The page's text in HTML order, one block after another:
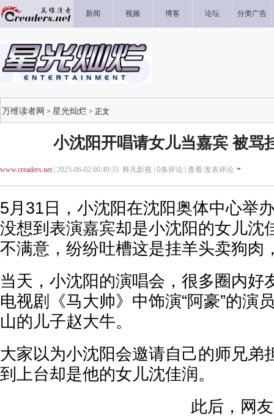
新闻 视频 博客 论坛 分类广告
万维读者网 > 星光灿烂 > 正文
小沈阳开唱请女儿当嘉宾 被骂
www.creaders.net| 2025-06-02 00:49:33 释凡影视 | 0条评论 | 查看/发表评论
5月31日，小沈阳在沈阳奥体中心举
没想到表演嘉宾却是小沈阳的女儿沈
不满意，纷纷吐槽这是挂羊头卖狗肉
当天，小沈阳的演唱会，很多圈内好
电视剧《马大帅》中饰演“阿豪”的演
山的儿子赵大牛。
大家以为小沈阳会邀请自己的师兄弟
到上台却是他的女儿沈佳润。
此后，网